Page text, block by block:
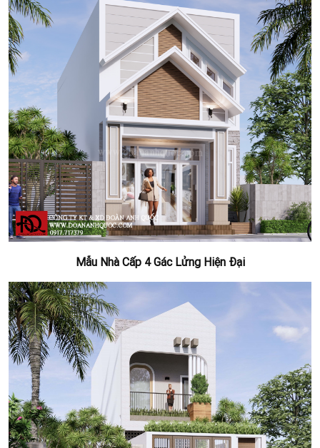
Mẫu Nhà Cấp 4 Gác Lửng Hiện Đại